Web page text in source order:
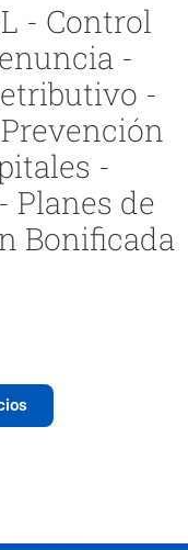
- Control
-
-
-
Planes de
Bonificada